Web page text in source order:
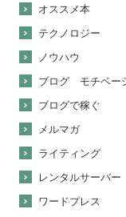
オススメ本
テクノロジー
ノウハウ
ブログ モチベー
ブログで稼ぐ
メルマガ
ライティング
レンタルサーバー
ワードプレス